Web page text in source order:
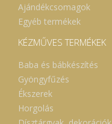
Ajándékcsomagok
Egyéb termékek
KÉZMŰVES TERMÉKEK
Baba és bábkészítés
Gyöngyfűzés
Ékszerek
Horgolás